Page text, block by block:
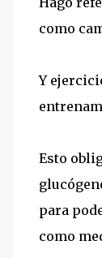
como
Y
Esto
para
como